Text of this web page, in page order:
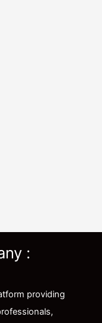
:
providing